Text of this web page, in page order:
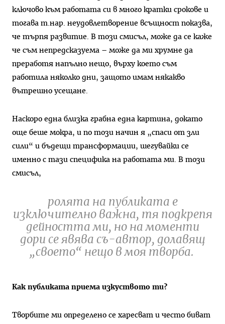
ключово към работата си в много кратки срокове и
тогава т.нар. неудовлетворение всъщност показва,
че търпя развитие. В този смисъл, може да се каже
че съм непредсказуема – може да ми хрумне да
преработя напълно нещо, върху което съм
работила няколко дни, защото имам някакво
вътрешно усещане.
Наскоро една близка грабна една картина, докато
още беше мокра, и по този начин я „спаси от зли
сили“ и бъдещи трансформации, шегувайки се
именно с тази специфика на работата ми. В този
смисъл,
ролята на публиката е
изключително важна, тя подкрепя
дейността ми, но на моменти
дори се явява съ-автор, долавящ
„своето“ нещо в моя творба.
Как публиката приема изкуството ти?
Творбите ми определено се харесват и често биват